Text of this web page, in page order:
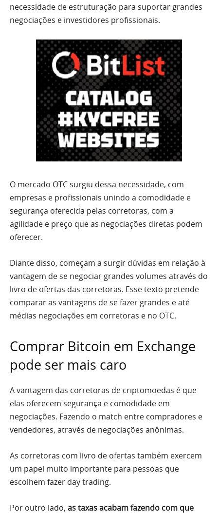
necessidade de estruturação para suportar grandes
negociações e investidores profissionais.
O mercado OTC surgiu dessa necessidade, com
empresas e profissionais unindo a comodidade e
segurança oferecida pelas corretoras, com a
agilidade e preço que as negociações diretas podem
oferecer.
Diante disso, começam a surgir dúvidas em relação à
vantagem de se negociar grandes volumes através do
livro de ofertas das corretoras. Esse texto pretende
comparar as vantagens de se fazer grandes e até
médias negociações em corretoras e no OTC.
Comprar Bitcoin em Exchange
pode ser mais caro
A vantagem das corretoras de criptomoedas é que
elas oferecem segurança e comodidade em
negociações. Fazendo o match entre compradores e
vendedores, através de negociações anônimas.
As corretoras com livro de ofertas também exercem
um papel muito importante para pessoas que
escolhem fazer day trading.
Por outro lado, as taxas acabam fazendo com que